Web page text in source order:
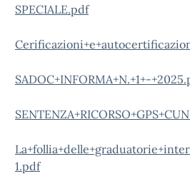
SPECIALE.pdf
SADOC+INFORMA+N.+1+-
1.pdf